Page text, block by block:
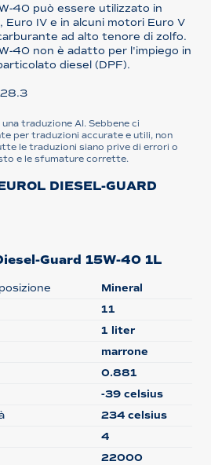
40 può essere utilizzato in
Euro IV e in alcuni motori Euro V
ad alto tenore di zolfo.
40 non è adatto per l'impiego in
diesel (DPF).
traduzione AI. Sebbene ci
per traduzioni accurate e utili, non
le traduzioni siano prive di errori o
e le sfumature corrette.
DIESEL-GUARD
Guard 15W-40 1L
Mineral
11
1 liter
marrone
0.881
-39 celsius
234 celsius
4
22000